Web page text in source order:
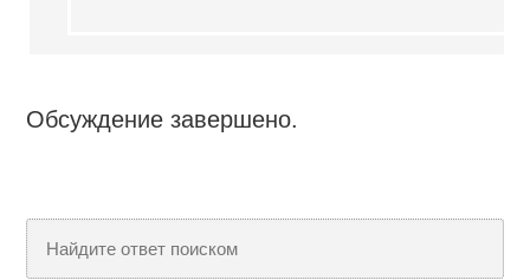
Обсуждение завершено.